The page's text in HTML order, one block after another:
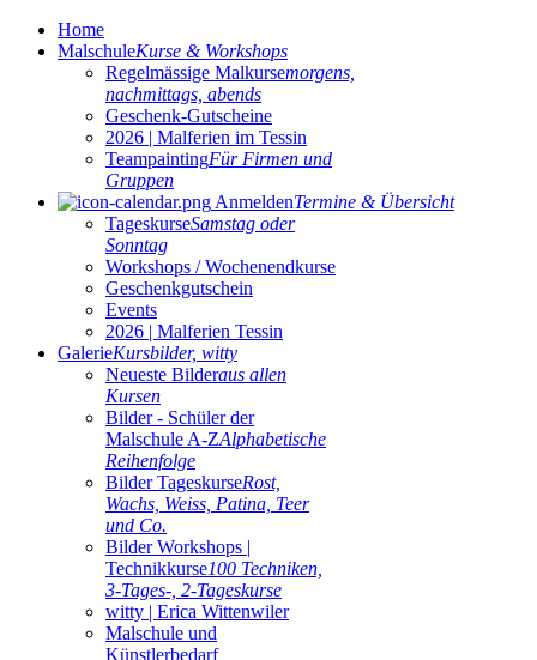
Home
MalschuleKurse & Workshops
Regelmässige Malkursemorgens,
nachmittags, abends
Geschenk-Gutscheine
2026 | Malferien im Tessin
TeampaintingFür Firmen und
Gruppen
AnmeldenTermine & Übersicht
TageskurseSamstag oder
Sonntag
Workshops / Wochenendkurse
Geschenkgutschein
Events
2026 | Malferien Tessin
GalerieKursbilder, witty
Neueste Bilderaus allen
Kursen
Bilder - Schüler der
Malschule A-ZAlphabetische
Reihenfolge
Bilder TageskurseRost,
Wachs, Weiss, Patina, Teer
und Co.
Bilder Workshops |
Technikkurse100 Techniken,
3-Tages-, 2-Tageskurse
witty | Erica Wittenwiler
Malschule und
Künstlerbedarf